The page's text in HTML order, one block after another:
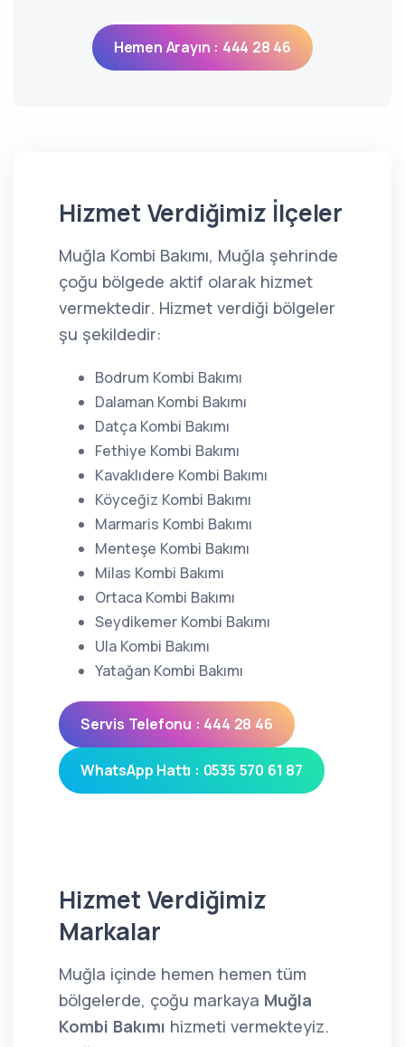
Hemen Arayın : 444 28 46
Hizmet Verdiğimiz İlçeler
Muğla Kombi Bakımı, Muğla şehrinde
çoğu bölgede aktif olarak hizmet
vermektedir. Hizmet verdiği bölgeler
şu şekildedir:
Bodrum Kombi Bakımı
Dalaman Kombi Bakımı
Datça Kombi Bakımı
Fethiye Kombi Bakımı
Kavaklıdere Kombi Bakımı
Köyceğiz Kombi Bakımı
Marmaris Kombi Bakımı
Menteşe Kombi Bakımı
Milas Kombi Bakımı
Ortaca Kombi Bakımı
Seydikemer Kombi Bakımı
Ula Kombi Bakımı
Yatağan Kombi Bakımı
Servis Telefonu : 444 28 46
WhatsApp Hattı : 0535 570 61 87
Hizmet Verdiğimiz
Markalar
Muğla içinde hemen hemen tüm
bölgelerde, çoğu markaya Muğla
Kombi Bakımı hizmeti vermekteyiz.